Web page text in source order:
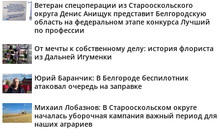
Ветеран спецоперации из Старооскольского
округа Денис Анищук представит Белгородскую
область на федеральном этапе конкурса Лучший
по профессии
От мечты к собственному делу: история флориста
из Дальней Игуменки
Юрий Баранчик: В Белгороде беспилотник
атаковал очередь на заправке
Михаил Лобазнов: В Старооскольском округе
началась уборочная кампания важный период для
наших аграриев